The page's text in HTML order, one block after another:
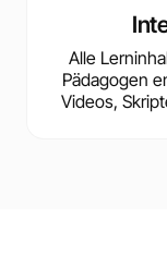
Alle
Pädagogen
Videos,